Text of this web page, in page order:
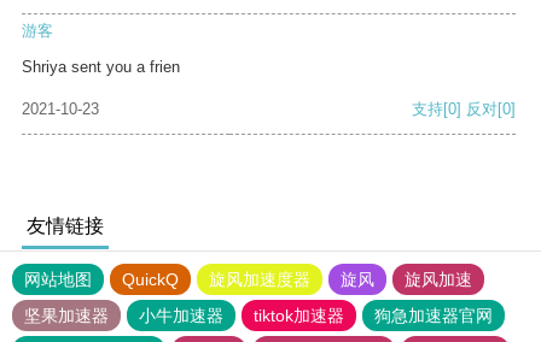
游客
Shriya sent you a frien
2021-10-23 支持[0] 反对[0]
友情链接
网站地图 QuickQ 旋风加速度器 旋风
旋风加速
坚果加速器
小牛加速器 tiktok加速器 狗急加速器官网